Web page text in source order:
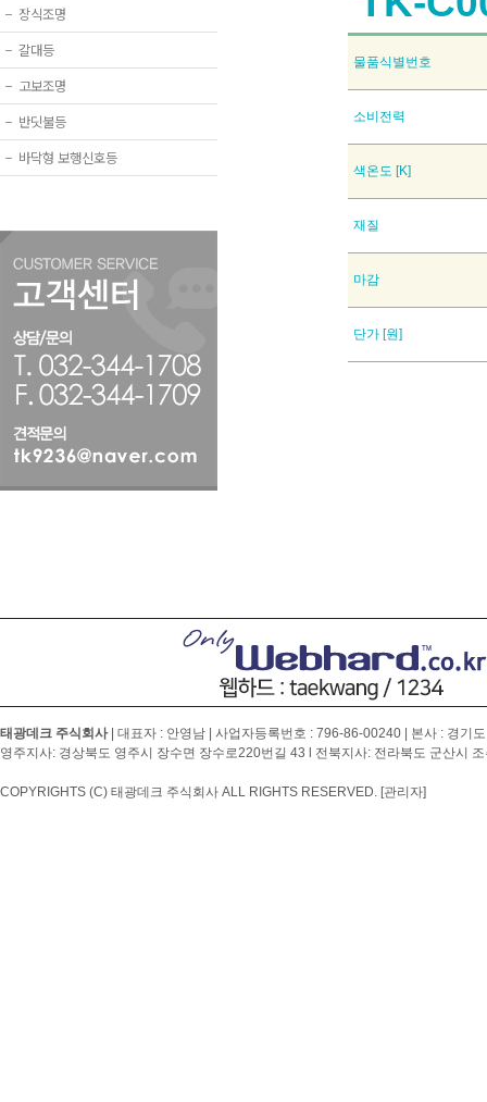
− 장식조명
− 갈대등
− 고보조명
− 반딧불등
− 바닥형 보행신호등
물품식별번호
소비전력
색온도 [K]
재질
마감
단가 [원]
태광데크 주식회사| 대표자 : 안영남 | 사업자등록번호 : 796-86-00240 | 본사 : 경기
영주지사: 경상북도 영주시 장수면 장수로220번길 43 l 전북지사: 전라북도 군산시
COPYRIGHTS (C) 태광데크 주식회사 ALL RIGHTS RESERVED. [관리자]